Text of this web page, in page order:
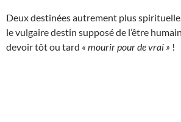
Deux destinées autrement plus
le vulgaire destin supposé de l’être
devoir tôt ou tard « mourir pour de vrai » !